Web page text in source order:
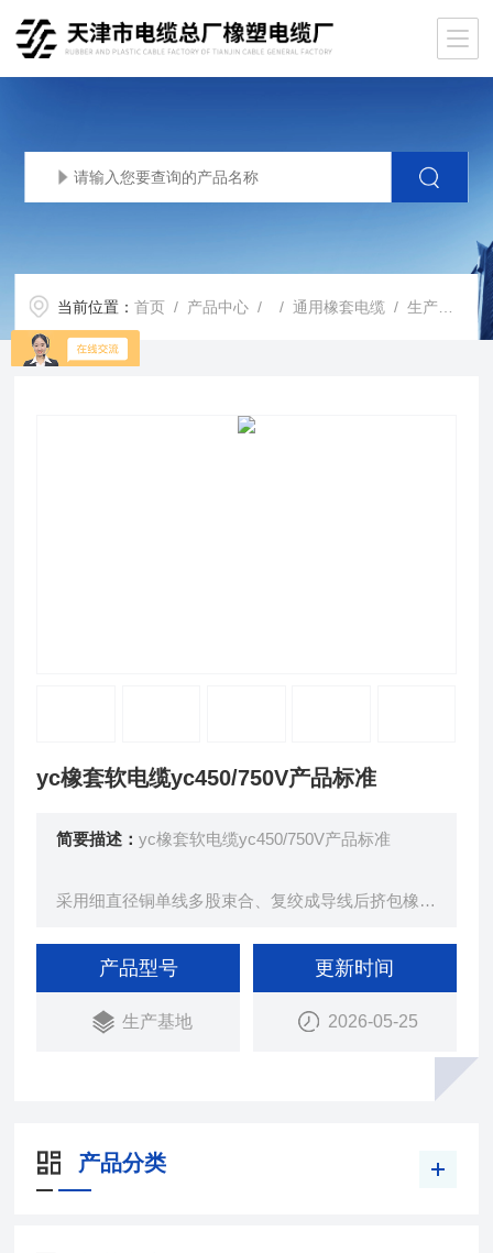
当前位置：首页 / 产品中心 / /通用橡套电缆 / 生产基地yc橡套软电缆yc450/750V产品标准
yc橡套软电缆yc450/750V产品标准
简要描述：yc橡套软电缆yc450/750V产品标准
采用细直径铜单线多股束合、复绞成导线后挤包橡皮
产品型号
生产基地
更新时间
2026-05-25
产品分类